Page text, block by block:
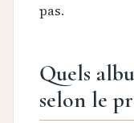
pas.
Quels
selon le